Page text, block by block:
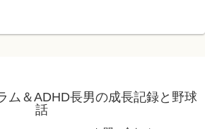
ム＆ADHD長男の成長記録と野球
話